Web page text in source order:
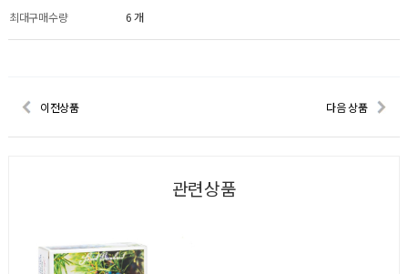
최대구매수량
6 개
이전상품 다음 상품
관련상품